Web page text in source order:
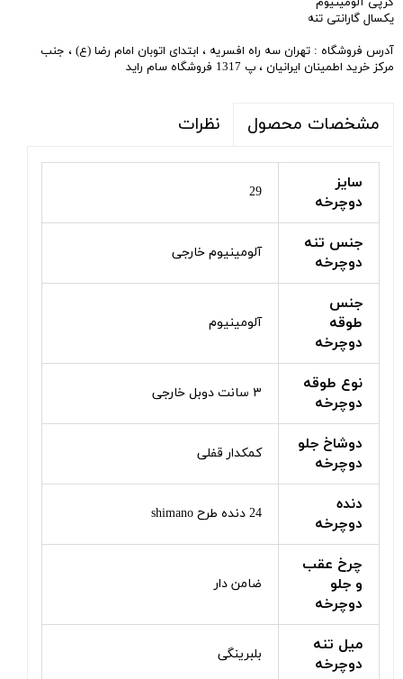
یکسال گارانتی تنه
آدرس فروشگاه : تهران سه راه افسریه ، ابتدای اتوبان امام رضا (ع) ، جنب
مرکز خرید اطمینان ایرانیان ، پ 1317 فروشگاه سام راید
مشخصات محصول نظرات
سایز
دوچرخه
29
جنس تنه
دوچرخه
آلومینیوم خارجی
جنس
طوقه
دوچرخه
آلومینیوم
نوع طوقه
دوچرخه
۳ سانت دوبل خارجی
دوشاخ جلو
دوچرخه
کمکدار قفلی
دنده
دوچرخه
24 دنده طرح shimano
چرخ عقب
و جلو
دوچرخه
ضامن دار
میل تنه
دوچرخه
بلبرینگی